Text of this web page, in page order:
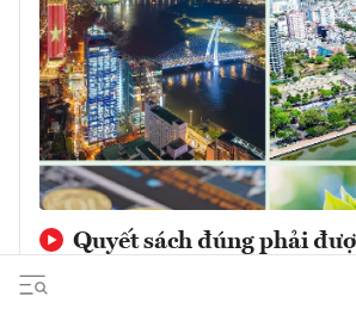
Quyết sách đúng phải
thành tăng trưởng chất lượng